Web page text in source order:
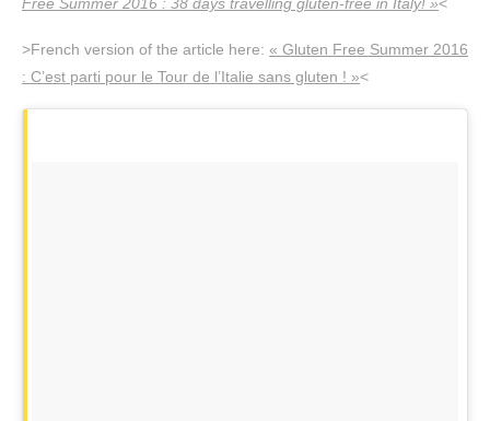
>French version of the article here: « Gluten Free Summer 2016
: C’est parti pour le Tour de l’Italie sans gluten ! »<